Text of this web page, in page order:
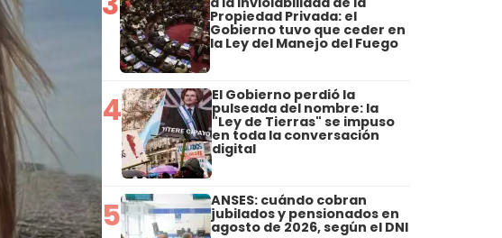
Propiedad Privada: el
Gobierno tuvo que ceder en
la Ley del Manejo del Fuego
4 El Gobierno perdió la
pulseada del nombre: la
"Ley de Tierras" se impuso
en toda la conversación
digital
5 ANSES: cuándo cobran
jubilados y pensionados en
agosto de 2026, según el DNI